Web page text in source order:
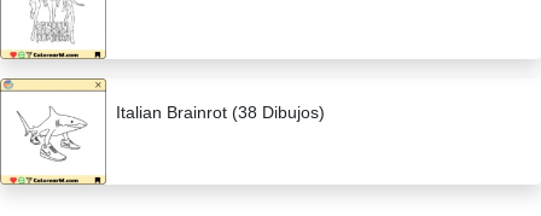
Italian Brainrot (38 Dibujos)